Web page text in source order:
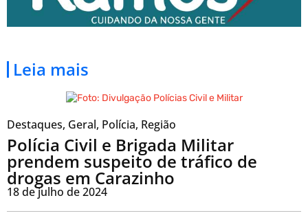
Leia mais
Destaques, Geral, Polícia, Região
Polícia Civil e Brigada Militar
prendem suspeito de tráfico de
drogas em Carazinho
18 de julho de 2024